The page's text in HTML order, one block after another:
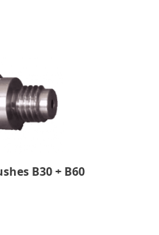
B30 + B60